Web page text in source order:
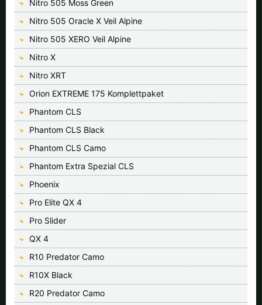
Nitro 505 Moss Green
Nitro 505 Oracle X Veil Alpine
Nitro 505 XERO Veil Alpine
Nitro X
Nitro XRT
Orion EXTREME 175 Komplettpaket
Phantom CLS
Phantom CLS Black
Phantom CLS Camo
Phantom Extra Spezial CLS
Phoenix
Pro Elite QX 4
Pro Slider
QX 4
R10 Predator Camo
R10X Black
R20 Predator Camo